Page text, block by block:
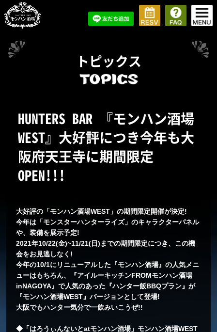
トピックス
HUNTERS BAR 『モンハン酒場
WEST』大好評につき今年も大
阪府天王寺に期間限定
OPEN!!!
大好評の「モンハン酒場WEST」の期間限定開催が決定!
今年は「モンスターハンターライズ」のキャラクターパネル
や、装備を展示予定!
2021年10/22(金)~11/21(日)までの期間限定につき、この機
会をお見逃しなく!
今年の10/1にリニューアルした『モンハン酒場』の人気メニ
ューはもちろん、『アイルーキッチンFROMモンハン酒場
inNAGOYA』で人気のあった『ハンター飯BBQプラン』が
『モンハン酒場WEST』バージョンとして登場!
大阪でもハンター気分で一飲みいこうぜ!!
◆「はろうぃんないとatモンハン酒場」モンハン酒場WEST